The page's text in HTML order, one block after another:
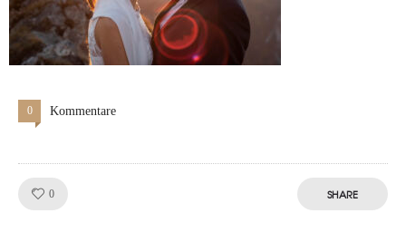
0 Kommentare
0 SHARE